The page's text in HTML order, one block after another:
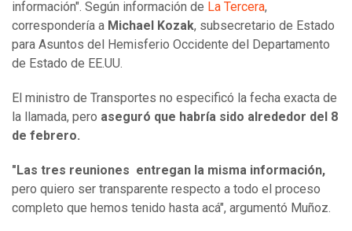
información". Según información de La Tercera,
correspondería a Michael Kozak, subsecretario de Estado
para Asuntos del Hemisferio Occidente del Departamento
de Estado de EE.UU.
El ministro de Transportes no especificó la fecha exacta de
la llamada, pero aseguró que habría sido alrededor del 8
de febrero.
"Las tres reuniones entregan la misma información,
pero quiero ser transparente respecto a todo el proceso
completo que hemos tenido hasta acá", argumentó Muñoz.